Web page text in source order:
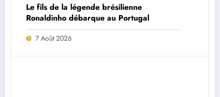
Le fils de la légende brésilienne
Ronaldinho débarque au Portugal
7 Août 2026